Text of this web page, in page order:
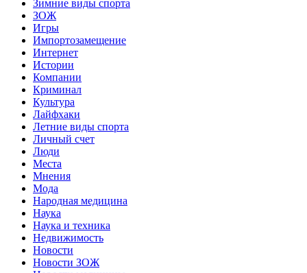
Зимние виды спорта
ЗОЖ
Игры
Импортозамещение
Интернет
Истории
Компании
Криминал
Культура
Лайфхаки
Летние виды спорта
Личный счет
Люди
Места
Мнения
Мода
Народная медицина
Наука
Наука и техника
Недвижимость
Новости
Новости ЗОЖ